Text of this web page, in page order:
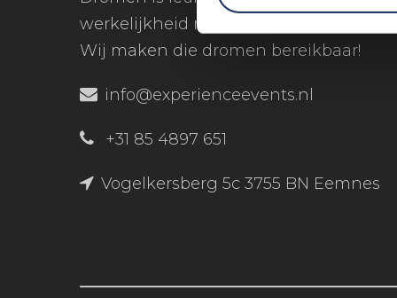
werkelijkheid maken is nog veel leuker.
Wij maken die dromen bereikbaar!
info@experienceevents.nl
+31 85 4897 651
Vogelkersberg 5c 3755 BN Eemnes